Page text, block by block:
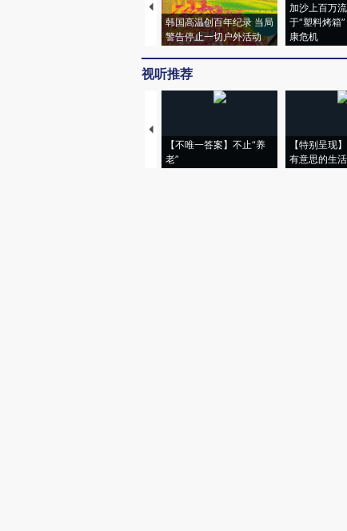
韩国高温创百年纪录 当局
警告停止一切户外活动
加沙上百万
于“塑料烤箱
康危机
视听推荐
【不唯一答案】不止“养
老”
【特别呈现
有意思的生